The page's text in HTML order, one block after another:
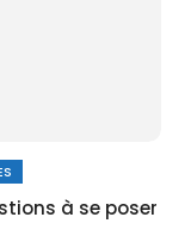
à se poser